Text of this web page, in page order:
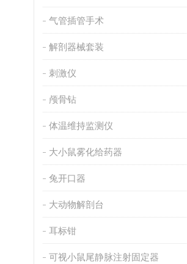
气管插管手术
解剖器械套装
刺激仪
颅骨钻
体温维持监测仪
大小鼠雾化给药器
兔开口器
大动物解剖台
耳标钳
可视小鼠尾静脉注射固定器